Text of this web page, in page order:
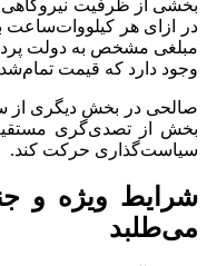
بخشی از ظرفیت نیروگاهی
در ازای هر
مبلغی مشخص به دولت
وجود دارد که قیمت
صالحی در بخش دیگری از
بخش از تصدی‌گری
سیاست‌گذاری حرکت کند.
شرایط ویژه و
می‌طلبد